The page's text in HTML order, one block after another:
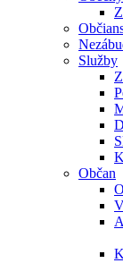
Služby
Občan